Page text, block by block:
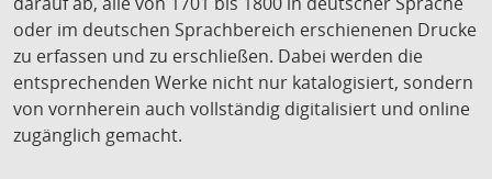
oder im deutschen Sprachbereich erschienenen Drucke
zu erfassen und zu erschließen. Dabei werden die
entsprechenden Werke nicht nur katalogisiert, sondern
von vornherein auch vollständig digitalisiert und online
zugänglich gemacht.